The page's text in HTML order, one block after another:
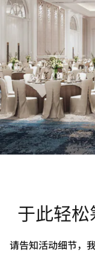
于此轻
请告知活动细节，